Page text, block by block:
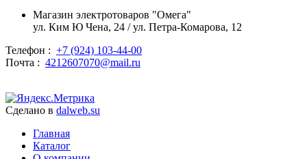
Магазин электротоваров "Омега"
ул. Ким Ю Чена, 24 / ул. Петра-Комарова, 12
Телефон : +7 (924) 103-44-00
Почта : 4212607070@mail.ru
Сделано в dalweb.su
Главная
Каталог